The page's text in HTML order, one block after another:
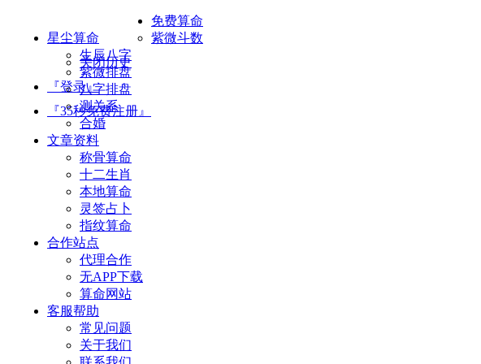
星尘算命
关闭历史
『登录』
『35秒免费注册』
免费算命
紫微斗数
生辰八字
紫微排盘
八字排盘
测关系
合婚
文章资料
称骨算命
十二生肖
本地算命
灵签占卜
指纹算命
合作站点
代理合作
无APP下载
算命网站
客服帮助
常见问题
关于我们